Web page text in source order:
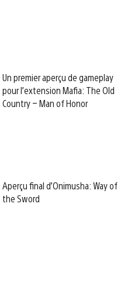
Un premier aperçu de gameplay
pour l’extension Mafia: The Old
Country – Man of Honor
Aperçu final d’Onimusha: Way of
the Sword